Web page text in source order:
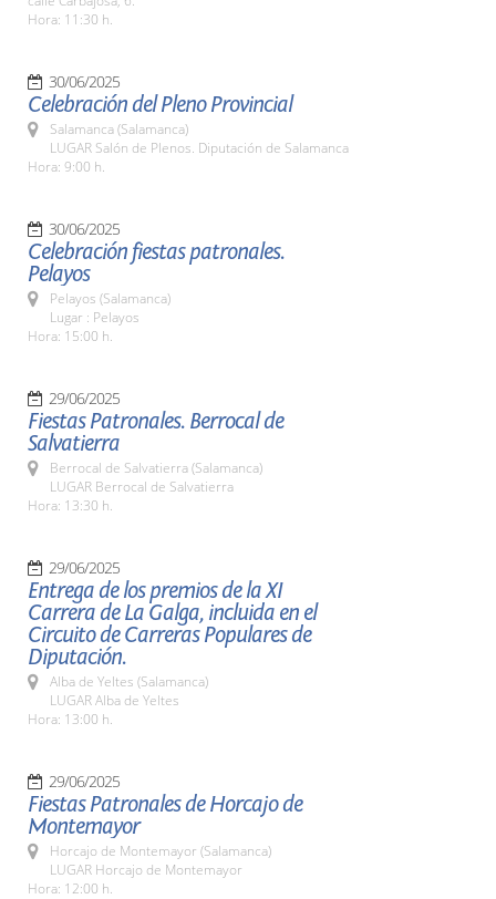
Hora: 11:30 h.
30/06/2025
Celebración del Pleno Provincial
Salamanca (Salamanca)
LUGAR Salón de Plenos. Diputación de Salamanca
Hora: 9:00 h.
30/06/2025
Celebración fiestas patronales.
Pelayos
Pelayos (Salamanca)
Lugar : Pelayos
Hora: 15:00 h.
29/06/2025
Fiestas Patronales. Berrocal de
Salvatierra
Berrocal de Salvatierra (Salamanca)
LUGAR Berrocal de Salvatierra
Hora: 13:30 h.
29/06/2025
Entrega de los premios de la XI
Carrera de La Galga, incluida en el
Circuito de Carreras Populares de
Diputación.
Alba de Yeltes (Salamanca)
LUGAR Alba de Yeltes
Hora: 13:00 h.
29/06/2025
Fiestas Patronales de Horcajo de
Montemayor
Horcajo de Montemayor (Salamanca)
LUGAR Horcajo de Montemayor
Hora: 12:00 h.